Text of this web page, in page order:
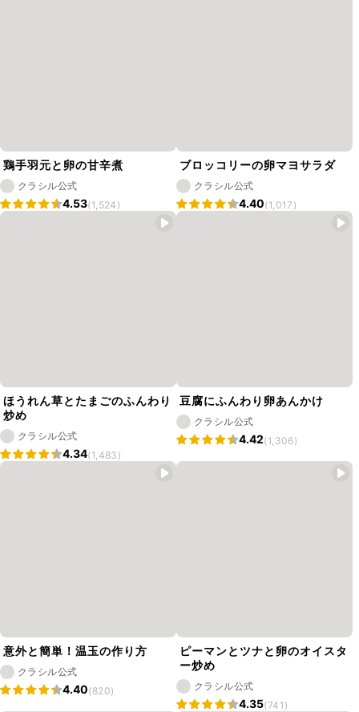
鶏手羽元と卵の甘辛煮
クラシル公式
4.53(1,524)
ブロッコリーの卵マヨサラダ
クラシル公式
4.40(1,017)
ほうれん草とたまごのふんわり
炒め
クラシル公式
4.34(1,483)
豆腐にふんわり卵あんかけ
クラシル公式
4.42(1,306)
意外と簡単！温玉の作り方
クラシル公式
4.40(820)
ピーマンとツナと卵のオイスタ
ー炒め
クラシル公式
4.35(741)